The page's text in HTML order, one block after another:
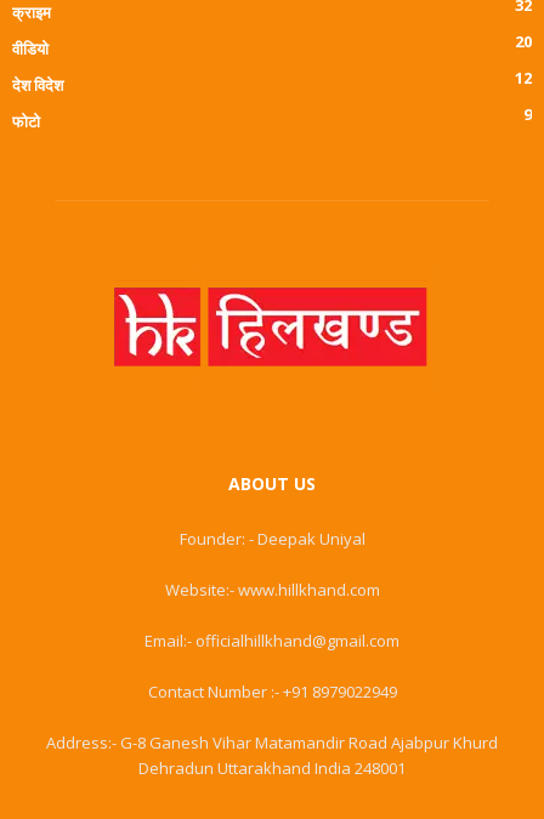
क्राइम
32
वीडियो
20
देश विदेश
12
फोटो
9
ABOUT US
Founder: - Deepak Uniyal
Website:- www.hillkhand.com
Email:- officialhillkhand@gmail.com
Contact Number :- +91 8979022949
Address:- G-8 Ganesh Vihar Matamandir Road Ajabpur Khurd
Dehradun Uttarakhand India 248001